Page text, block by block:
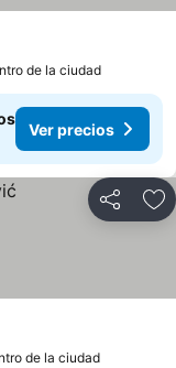
de la ciudad
Ver precios
Compartir
de la ciudad